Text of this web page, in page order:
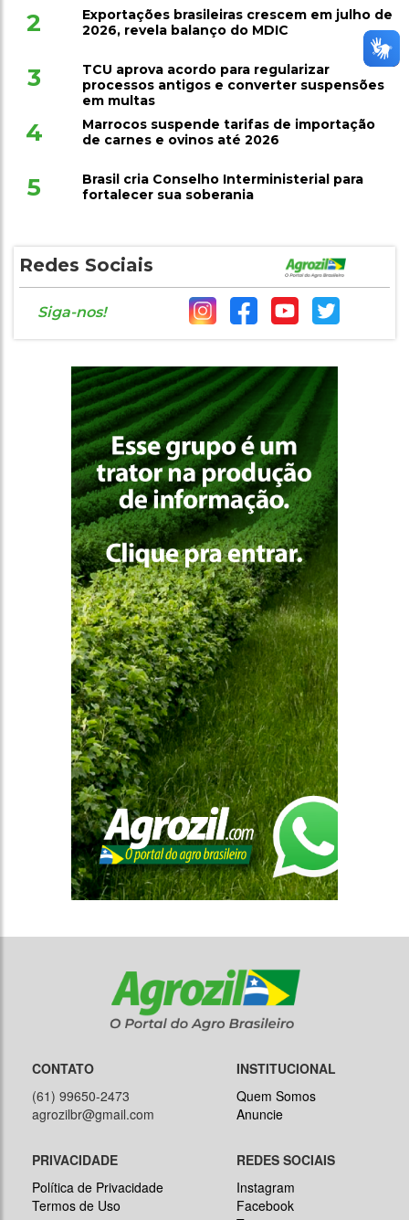
2
Exportações brasileiras crescem em julho de
2026, revela balanço do MDIC
3
TCU aprova acordo para regularizar
processos antigos e converter suspensões
em multas
4
Marrocos suspende tarifas de importação
de carnes e ovinos até 2026
5
Brasil cria Conselho Interministerial para
fortalecer sua soberania
Redes Sociais
Siga-nos!
CONTATO
(61) 99650-2473
agrozilbr@gmail.com
INSTITUCIONAL
Quem Somos
Anuncie
PRIVACIDADE
Política de Privacidade
Termos de Uso
REDES SOCIAIS
Instagram
Facebook